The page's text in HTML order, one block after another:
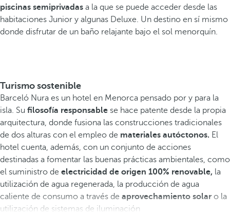
piscinas semiprivadas a la que se puede acceder desde las
habitaciones Junior y algunas Deluxe. Un destino en sí mismo
donde disfrutar de un baño relajante bajo el sol menorquín.
Turismo sostenible
Barceló Nura es un hotel en Menorca pensado por y para la
isla. Su filosofía responsable se hace patente desde la propia
arquitectura, donde fusiona las construcciones tradicionales
de dos alturas con el empleo de materiales autóctonos. El
hotel cuenta, además, con un conjunto de acciones
destinadas a fomentar las buenas prácticas ambientales, como
el suministro de electricidad de origen 100% renovable, la
utilización de agua regenerada, la producción de agua
caliente de consumo a través de aprovechamiento solar o la
utilización de sistemas de iluminación